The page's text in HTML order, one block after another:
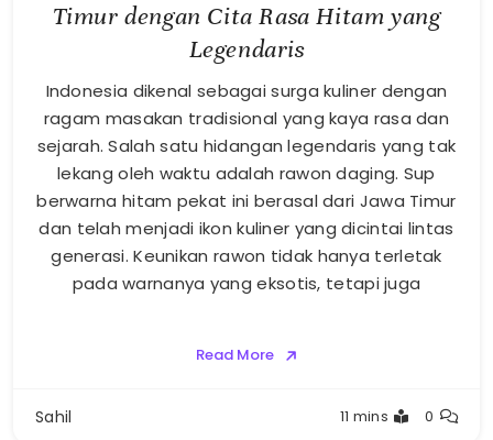
Timur dengan Cita Rasa Hitam yang
Legendaris
Indonesia dikenal sebagai surga kuliner dengan
ragam masakan tradisional yang kaya rasa dan
sejarah. Salah satu hidangan legendaris yang tak
lekang oleh waktu adalah rawon daging. Sup
berwarna hitam pekat ini berasal dari Jawa Timur
dan telah menjadi ikon kuliner yang dicintai lintas
generasi. Keunikan rawon tidak hanya terletak
pada warnanya yang eksotis, tetapi juga
Read More
Sahil 11 mins 0